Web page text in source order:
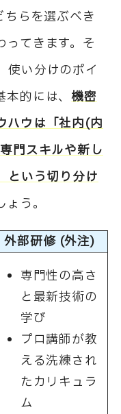
らを選ぶべき
ってきます。そ
使い分けのポイ
本的には、機密
ハウは「社内(内
門スキルや新し
という切り分け
う。
外部研修 (外注)
専門性の高さ
と最新技術の
学び
プロ講師が教
える洗練され
たカリキュラ
ム